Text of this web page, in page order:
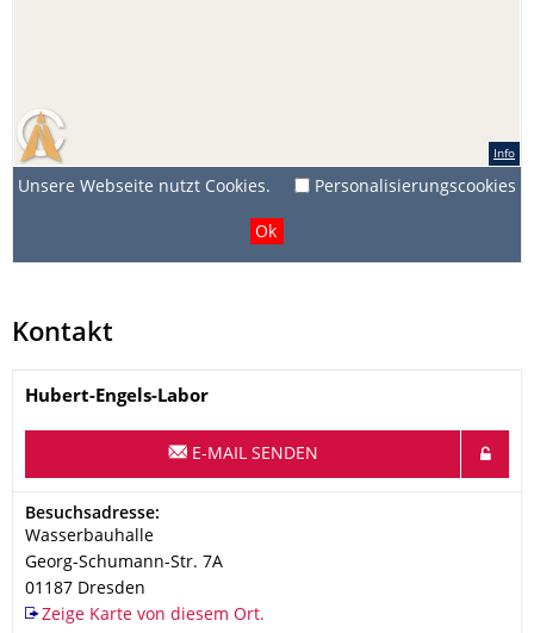
Kontakt
Name
Hubert-Engels-Labor
E-MAIL SENDEN
Adresse
Besuchsadresse:
Wasserbauhalle
Georg-Schumann-Str. 7A
01187 Dresden
Zeige Karte von diesem Ort.